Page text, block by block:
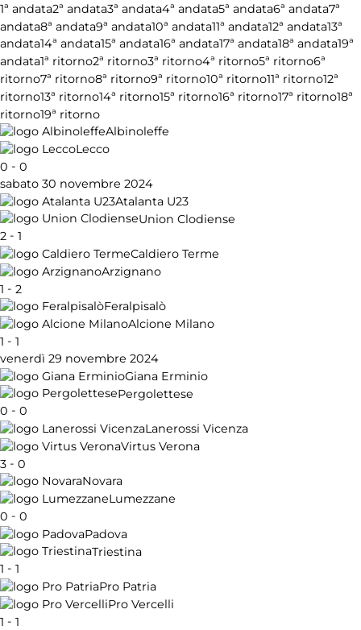
1ª andata2ª andata3ª andata4ª andata5ª andata6ª andata7ª
andata8ª andata9ª andata10ª andata11ª andata12ª andata13ª
andata14ª andata15ª andata16ª andata17ª andata18ª andata19ª
andata1ª ritorno2ª ritorno3ª ritorno4ª ritorno5ª ritorno6ª
ritorno7ª ritorno8ª ritorno9ª ritorno10ª ritorno11ª ritorno12ª
ritorno13ª ritorno14ª ritorno15ª ritorno16ª ritorno17ª ritorno18ª
ritorno19ª ritorno
Albinoleffe
Lecco
0 - 0
sabato 30 novembre 2024
Atalanta U23
Union Clodiense
2 - 1
Caldiero Terme
Arzignano
1 - 2
Feralpisalò
Alcione Milano
1 - 1
venerdì 29 novembre 2024
Giana Erminio
Pergolettese
0 - 0
Lanerossi Vicenza
Virtus Verona
3 - 0
Novara
Lumezzane
0 - 0
Padova
Triestina
1 - 1
Pro Patria
Pro Vercelli
1 - 1